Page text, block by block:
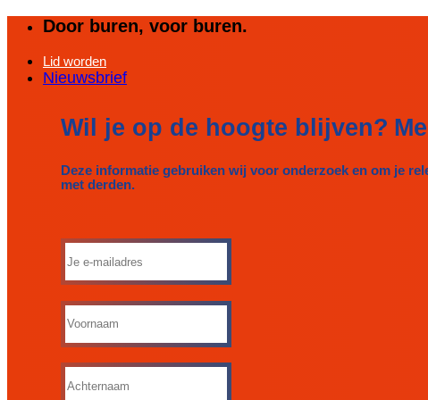
inhoud
Door buren, voor buren.
Lid worden
Nieuwsbrief
Wil je op de hoogte blijven?
Deze informatie gebruiken wij voor onderzoek en om je
met derden.